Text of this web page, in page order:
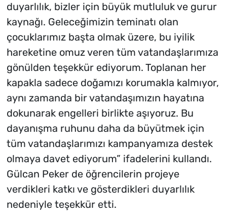
duyarlılık, bizler için büyük mutluluk ve gurur
kaynağı. Geleceğimizin teminatı olan
çocuklarımız başta olmak üzere, bu iyilik
hareketine omuz veren tüm vatandaşlarımıza
gönülden teşekkür ediyorum. Toplanan her
kapakla sadece doğamızı korumakla kalmıyor,
aynı zamanda bir vatandaşımızın hayatına
dokunarak engelleri birlikte aşıyoruz. Bu
dayanışma ruhunu daha da büyütmek için
tüm vatandaşlarımızı kampanyamıza destek
olmaya davet ediyorum” ifadelerini kullandı.
Gülcan Peker de öğrencilerin projeye
verdikleri katkı ve gösterdikleri duyarlılık
nedeniyle teşekkür etti.